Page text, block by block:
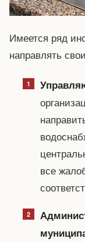
Имеется ряд
направлять
все